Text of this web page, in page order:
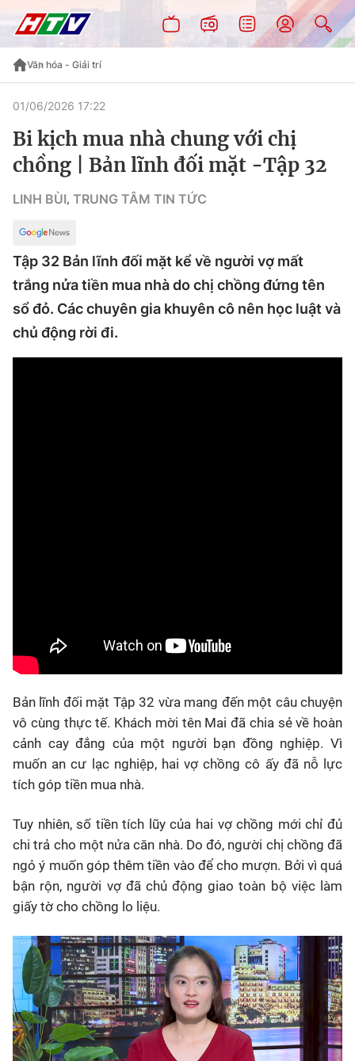
Văn hóa - Giải trí
01/06/2026 17:22
Bi kịch mua nhà chung với chị
chồng | Bản lĩnh đối mặt -Tập 32
LINH BÙI, TRUNG TÂM TIN TỨC
Tập 32 Bản lĩnh đối mặt kể về người vợ mất
trắng nửa tiền mua nhà do chị chồng đứng tên
sổ đỏ. Các chuyên gia khuyên cô nên học luật và
chủ động rời đi.
Bản lĩnh đối mặt Tập 32 vừa mang đến một câu chuyện
vô cùng thực tế. Khách mời tên Mai đã chia sẻ về hoàn
cảnh cay đắng của một người bạn đồng nghiệp. Vì
muốn an cư lạc nghiệp, hai vợ chồng cô ấy đã nỗ lực
tích góp tiền mua nhà.
Tuy nhiên, số tiền tích lũy của hai vợ chồng mới chỉ đủ
chi trả cho một nửa căn nhà. Do đó, người chị chồng đã
ngỏ ý muốn góp thêm tiền vào để cho mượn. Bởi vì quá
bận rộn, người vợ đã chủ động giao toàn bộ việc làm
giấy tờ cho chồng lo liệu.